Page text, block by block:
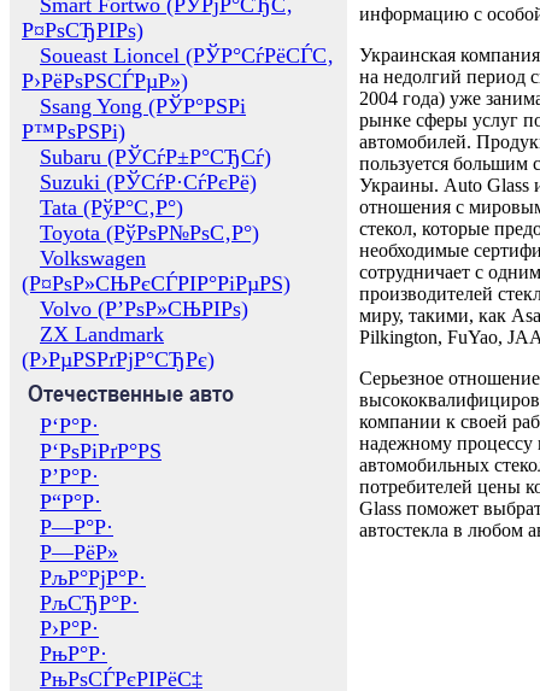
Smart Fortwo (РЎРјР°СЂС‚
Р¤РѕСЂРІРѕ)
Soueast Lioncel (РЎР°СѓРёСЃС‚
Р›РёРѕРЅСЃРµР»)
Ssang Yong (РЎР°РЅРі
Р™РѕРЅРі)
Subaru (РЎСѓР±Р°СЂСѓ)
Suzuki (РЎСѓР·СѓРєРё)
Tata (РўР°С‚Р°)
Toyota (РўРѕР№РѕС‚Р°)
Volkswagen
(Р¤РѕР»СЊРєСЃРІР°РіРµРЅ)
Volvo (Р’РѕР»СЊРІРѕ)
ZX Landmark
(Р›РµРЅРґРјР°СЂРє)
Отечественные авто
Р‘Р°Р·
Р‘РѕРіРґР°РЅ
Р’Р°Р·
Р“Р°Р·
Р—Р°Р·
Р—РёР»
РљР°РјР°Р·
РљСЂР°Р·
Р›Р°Р·
РњР°Р·
РњРѕСЃРєРІРёС‡
информацию с
Украинская
на недолгий период
2004 года) уже
рынке сферы услуг
автомобилей.
пользуется большим
Украины. Auto Glass
отношения с
стекол, которые
необходимые
сотрудничает с
производителей
миру, такими, как
Pilkington, FuYao,
Серьезное отношение
компании к своей
надежному процессу
автомобильных
потребителей цены
Glass поможет
автостекла в любом